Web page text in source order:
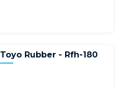
Toyo Rubber - Rfh-180